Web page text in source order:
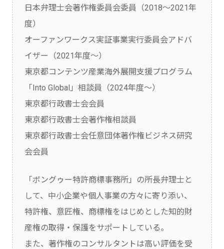
日本弁理士会著作権委員会委員（2018～2021年
度）
オーファンワークス実証事業実行委員会アドバ
イザー（2021年度～）
東京都コンテンツ産業海外展開支援プログラム
「Into Global」相談員（2024年度～）
東京都行政書士会会員
東京都行政書士会著作権相談員
東京都行政書士会任意団体著作権ビジネス研究
会会員
「ボングゥー特許商標事務所」の所長弁理士と
して、中小企業や個人事業の方々に寄り添い、
特許権、意匠権、商標権をはじめとした知的財
産権の取得・保護をサポートしている。
また、著作権のコンサルタントは高い評価を受